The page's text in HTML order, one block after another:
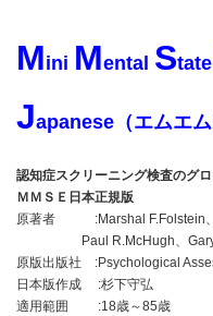
Mini Mental State
Japanese（エムエム
認知症スクリーニング検査のグ
ＭＭＳＥ日本正規版
原著者 :Marshal F.Folstein、
Paul R.McHugh、Gary
原版出版社 :Psychological
日本版作成 :杉下守弘
適用範囲 :18歳～85歳